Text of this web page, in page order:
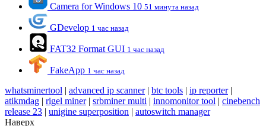
Camera for Windows 10 51 минута назад
GDevelop 1 час назад
FAT32 Format GUI 1 час назад
FakeApp 1 час назад
whatsminertool | advanced ip scanner| btc tools | ip reporter|
atikmdag | rigel miner| srbminer multi | innomonitor tool | cinebench
release 23 | unigine superposition | autoswitch manager
Наверх